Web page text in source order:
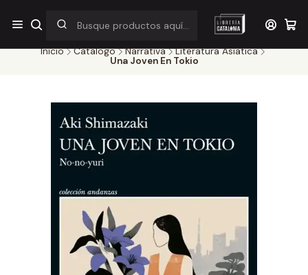
¡Por pocos días! Despacho a $1.000 en RM por compras sobre
$38.000
Inicio Catálogo Narrativa
Literatura Asiatica
Una Joven En Tokio